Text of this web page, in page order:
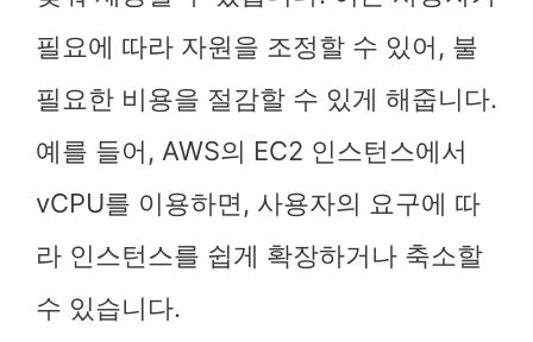
필요에 따라 자원을 조정할 수 있어, 불
필요한 비용을 절감할 수 있게 해줍니다.
예를 들어, AWS의 EC2 인스턴스에서
vCPU를 이용하면, 사용자의 요구에 따
라 인스턴스를 쉽게 확장하거나 축소할
수 있습니다.